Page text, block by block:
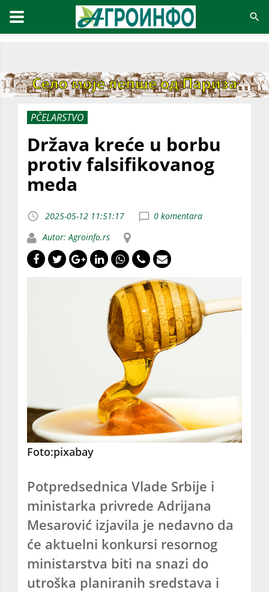
PČELARSTVO
Država kreće u borbu
protiv falsifikovanog
meda
2025-05-12 11:51:17
0 komentara
Autor: Agroinfo.rs
Foto:pixabay
Potpredsednica Vlade Srbije i
ministarka privrede Adrijana
Mesarović izjavila je nedavno da
će aktuelni konkursi resornog
ministarstva biti na snazi do
utroška planiranih sredstava i